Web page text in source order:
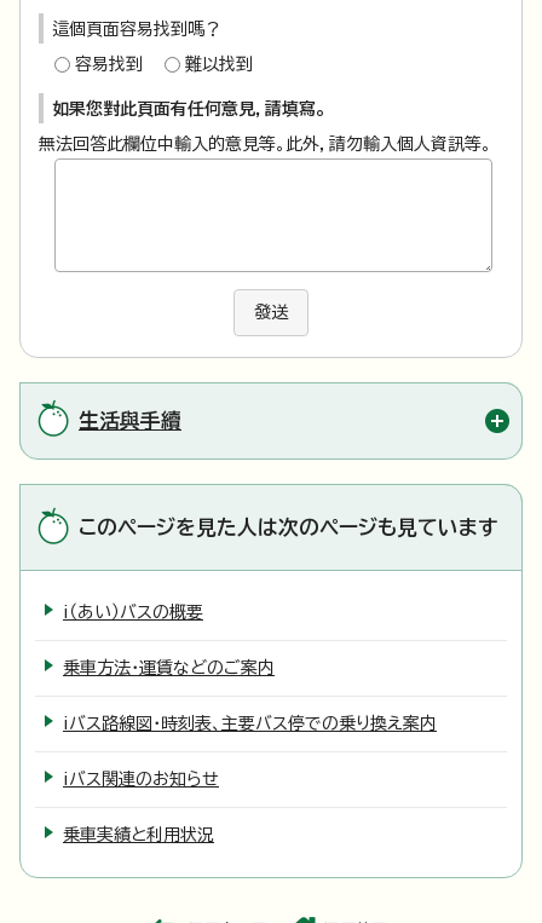
這個頁面容易找到嗎？
容易找到 難以找到
如果您對此頁面有任何意見，請填寫。
無法回答此欄位中輸入的意見等。此外，請勿輸入個人資訊等。
發送
生活與手續
このページを見た人は次のページも見ています
i（あい）バスの概要
乗車方法・運賃などのご案内
iバス路線図・時刻表、主要バス停での乗り換え案内
iバス関連のお知らせ
乗車実績と利用状況